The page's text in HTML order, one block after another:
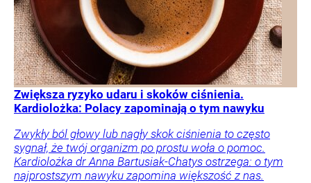
Zwiększa ryzyko udaru i skoków ciśnienia.
Kardiolożka: Polacy zapominają o tym nawyku
Zwykły ból głowy lub nagły skok ciśnienia to często
sygnał, że twój organizm po prostu woła o pomoc.
Kardiolożka dr Anna Bartusiak-Chatys ostrzega: o tym
najprostszym nawyku zapomina większość z nas.